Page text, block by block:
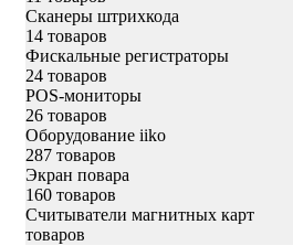
Сканеры штрихкода
14 товаров
Фискальные регистраторы
24 товаров
POS-мониторы
26 товаров
Оборудование iiko
287 товаров
Экран повара
160 товаров
Считыватели магнитных карт
товаров